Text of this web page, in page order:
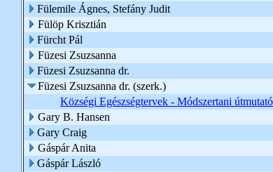
Fülemile Ágnes, Stefány Judit
Fülöp Krisztián
Fürcht Pál
Füzesi Zsuzsanna
Füzesi Zsuzsanna dr.
Füzesi Zsuzsanna dr. (szerk.)
Községi Egészségtervek - Módszertani útmutató
Gary B. Hansen
Gary Craig
Gáspár Anita
Gáspár László